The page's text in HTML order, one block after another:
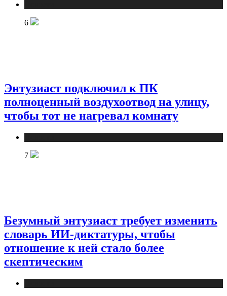
6
Энтузиаст подключил к ПК
полноценный воздухоотвод на улицу,
чтобы тот не нагревал комнату
7
Безумный энтузиаст требует изменить
словарь ИИ-диктатуры, чтобы
отношение к ней стало более
скептическим